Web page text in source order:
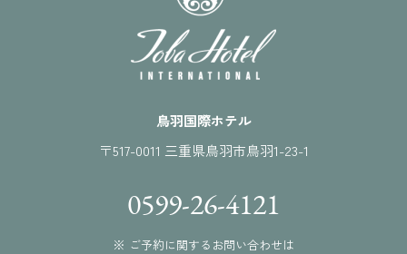
鳥羽国際ホテル
〒517-0011 三重県鳥羽市鳥羽1-23-1
0599-26-4121
※ ご予約に関するお問い合わせは